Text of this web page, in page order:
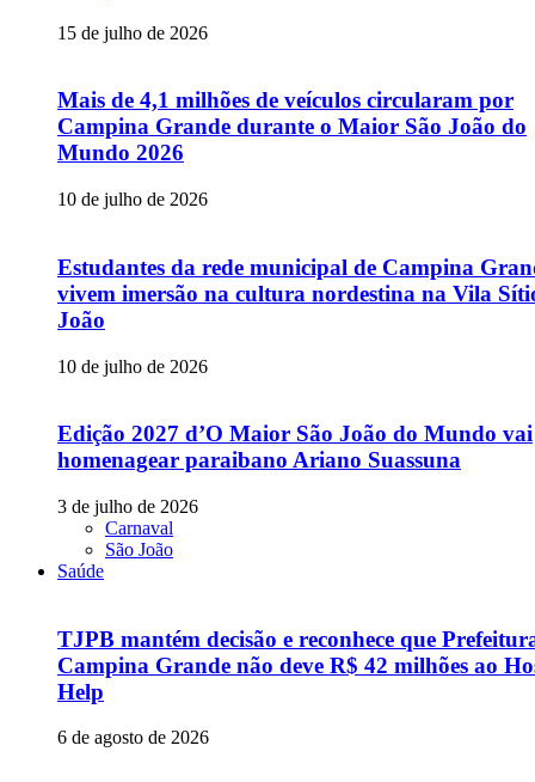
15 de julho de 2026
Mais de 4,1 milhões de veículos circularam por
Campina Grande durante o Maior São João do
Mundo 2026
10 de julho de 2026
Estudantes da rede municipal de Campina
vivem imersão na cultura nordestina na Vila
João
10 de julho de 2026
Edição 2027 d’O Maior São João do Mundo vai
homenagear paraibano Ariano Suassuna
3 de julho de 2026
Carnaval
São João
Saúde
TJPB mantém decisão e reconhece que
Campina Grande não deve R$ 42 milhões ao
Help
6 de agosto de 2026